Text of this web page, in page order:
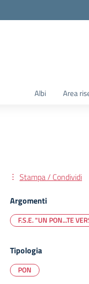
Albi Area
Stampa / Condividi
Argomenti
F.S.E. "UN PON...TE
Tipologia
PON